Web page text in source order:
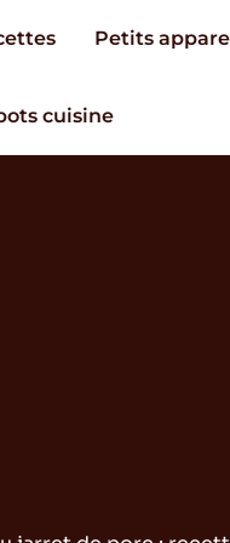
Petits
cuisine